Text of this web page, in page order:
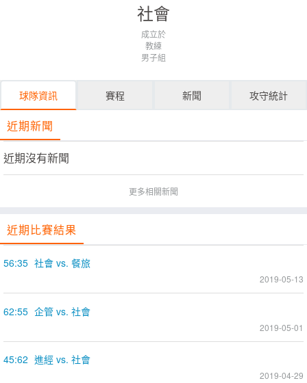
社會
成立於
教練
男子組
球隊資訊 賽程 新聞 攻守統計
近期新聞
近期沒有新聞
更多相關新聞
近期比賽結果
56:35 社會 vs. 餐旅
2019-05-13
62:55 企管 vs. 社會
2019-05-01
45:62 進經 vs. 社會
2019-04-29